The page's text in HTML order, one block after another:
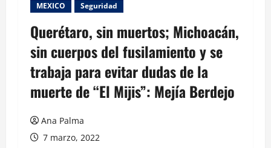
MEXICO Seguridad
Querétaro, sin muertos; Michoacán,
sin cuerpos del fusilamiento y se
trabaja para evitar dudas de la
muerte de “El Mijis”: Mejía Berdejo
Ana Palma
7 marzo, 2022